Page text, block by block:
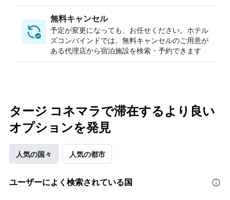
無料キャンセル
予定が変更になっても、お任せください。ホテル
ズコンバインドでは、無料キャンセルのご用意が
ある代理店から宿泊施設を検索・予約できます
タージ コネマラで滞在するより良い
オプションを発見
人気の国々 人気の都市
ユーザーによく検索されている国